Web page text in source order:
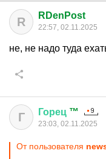
R RDenPost
22:57, 02.11.2025
не, не надо туда
Г Горец ™
23:03, 02.11.2025
От пользователя